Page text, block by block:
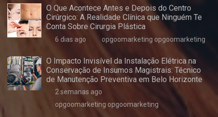
O Que Acontece Antes e Depois do Centro
Cirúrgico: A Realidade Clínica que Ninguém Te
Conta Sobre Cirurgia Plástica
6 dias ago opgoomarketing opgoomarketing
O Impacto Invisível da Instalação Elétrica na
Conservação de Insumos Magistrais: Técnico
de Manutenção Preventiva em Belo Horizonte
2 semanas ago
opgoomarketing opgoomarketing